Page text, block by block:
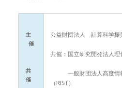
主
催
共
催
公益財団法人 計算科学振
共催：国立研究開発法人理
一般財団法人高度情報
（RIST）